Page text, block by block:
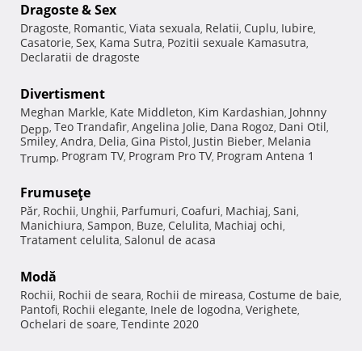
Dragoste & Sex
Dragoste, Romantic, Viata sexuala, Relatii, Cuplu, Iubire,
Casatorie, Sex, Kama Sutra, Pozitii sexuale Kamasutra,
Declaratii de dragoste
Divertisment
Meghan Markle, Kate Middleton, Kim Kardashian, Johnny
Depp, Teo Trandafir, Angelina Jolie, Dana Rogoz, Dani Otil,
Smiley, Andra, Delia, Gina Pistol, Justin Bieber, Melania
Trump, Program TV, Program Pro TV, Program Antena 1
Frumuseţe
Păr, Rochii, Unghii, Parfumuri, Coafuri, Machiaj, Sani,
Manichiura, Sampon, Buze, Celulita, Machiaj ochi,
Tratament celulita, Salonul de acasa
Modă
Rochii, Rochii de seara, Rochii de mireasa, Costume de baie,
Pantofi, Rochii elegante, Inele de logodna, Verighete,
Ochelari de soare, Tendinte 2020